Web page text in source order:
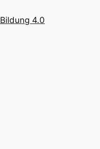
Bildung 4.0